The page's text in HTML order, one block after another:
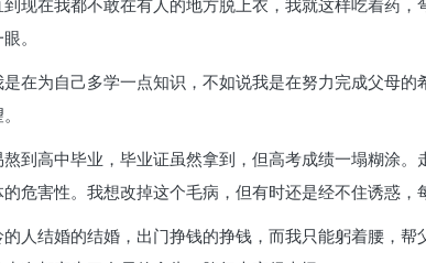
到现在我都不敢在有人的地方脱上衣，我就这样吃着药
。
在为自己多学一点知识，不如说我是在努力完成父母
到高中毕业，毕业证虽然拿到，但高考成绩一塌糊涂
危害性。我想改掉这个毛病，但有时还是经不住诱惑，
人结婚的结婚，出门挣钱的挣钱，而我只能躬着腰，